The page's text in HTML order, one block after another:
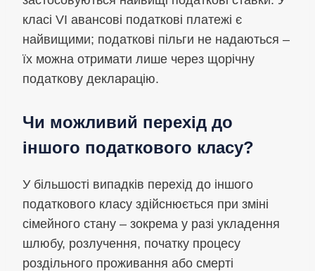
класі VI авансові податкові платежі є
найвищими; податкові пільги не надаються –
їх можна отримати лише через щорічну
податкову декларацію.
Чи можливий перехід до
іншого податкового класу?
У більшості випадків перехід до іншого
податкового класу здійснюється при зміні
сімейного стану – зокрема у разі укладення
шлюбу, розлучення, початку процесу
роздільного проживання або смерті